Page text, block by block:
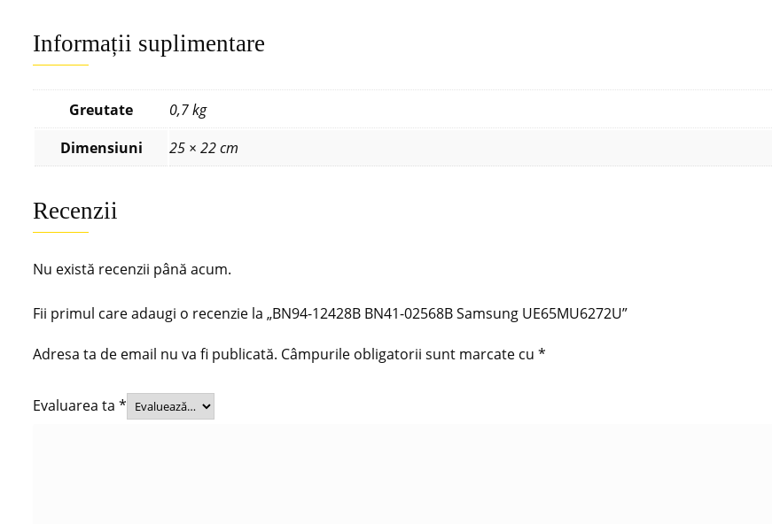
Informații suplimentare
Greutate
0,7 kg
Dimensiuni
25 × 22 cm
Recenzii
Nu există recenzii până acum.
Fii primul care adaugi o recenzie la „BN94-12428B BN41-02568B Samsung UE65MU6272U”
Adresa ta de email nu va fi publicată. Câmpurile obligatorii sunt marcate cu *
Evaluarea ta *